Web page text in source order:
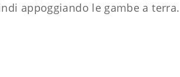
appoggiando le gambe a terra.